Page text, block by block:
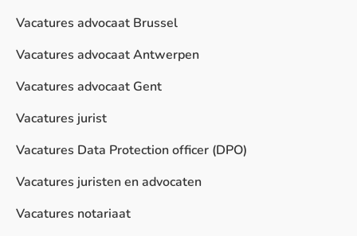
Vacatures advocaat Brussel
Vacatures advocaat Antwerpen
Vacatures advocaat Gent
Vacatures jurist
Vacatures Data Protection officer (DPO)
Vacatures juristen en advocaten
Vacatures notariaat